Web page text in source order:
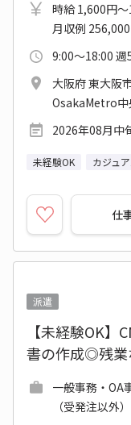
時給 1,600円
月収例
9:00～18:00
大阪府 東大阪
OsakaMetro中
2026年08月中
未経験OK カジュ
仕
派遣
【未経験OK
書の作成◎残業
一般事務・OA
（受発注以外）